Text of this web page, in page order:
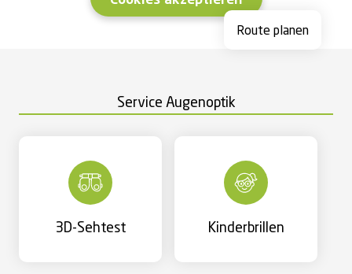
Route planen
Service Augenoptik
3D-Sehtest Kinderbrillen